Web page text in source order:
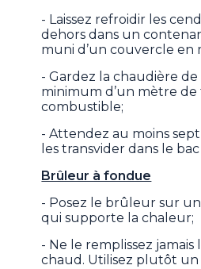
- Laissez refroidir les
dehors dans un
muni d’un couvercle en
- Gardez la chaudière
minimum d’un mètre
combustible;
- Attendez au moins
les transvider dans le
Brûleur à fondue
- Posez le brûleur sur
qui supporte la chaleur;
- Ne le remplissez jamais
chaud. Utilisez plutôt